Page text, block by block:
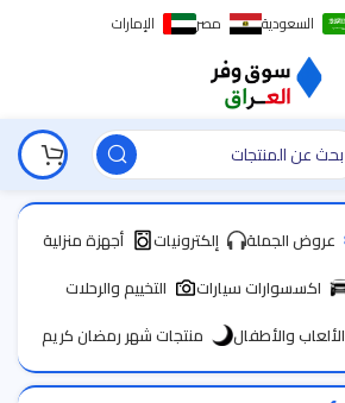
السعودية مصر الإمارات
عروض الجملة إلكترونيات
أجهزة منزلية
اكسسوارات سيارات
التخييم والرحلات
الألعاب والأطفال منتجات شهر رمضان كريم